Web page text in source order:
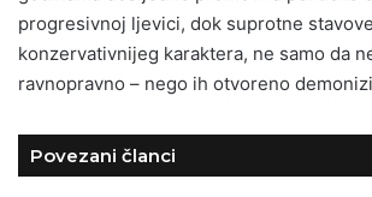
progresivnoj ljevici, dok suprotne
konzervativnijeg karaktera, ne samo da
ravnopravno – nego ih otvoreno
Povezani članci